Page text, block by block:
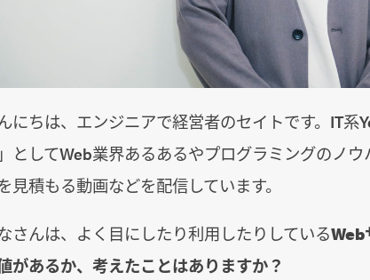
にちは、エンジニアで経営者のセイトです。IT系
としてWeb業界あるあるやプログラミングのノ
見積もる動画などを配信しています。
さんは、よく目にしたり利用したりしているWeb
があるか、考えたことはありますか？